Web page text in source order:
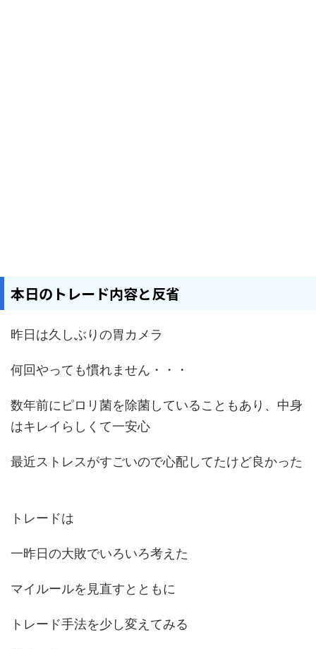
本日のトレード内容と反省
昨日は久しぶりの胃カメラ
何回やっても慣れません・・・
数年前にピロリ菌を除菌していることもあり、中身
はキレイらしくて一安心
最近ストレスがすごいので心配してたけど良かった
トレードは
一昨日の大敗でいろいろ考えた
マイルールを見直すとともに
トレード手法を少し変えてみる